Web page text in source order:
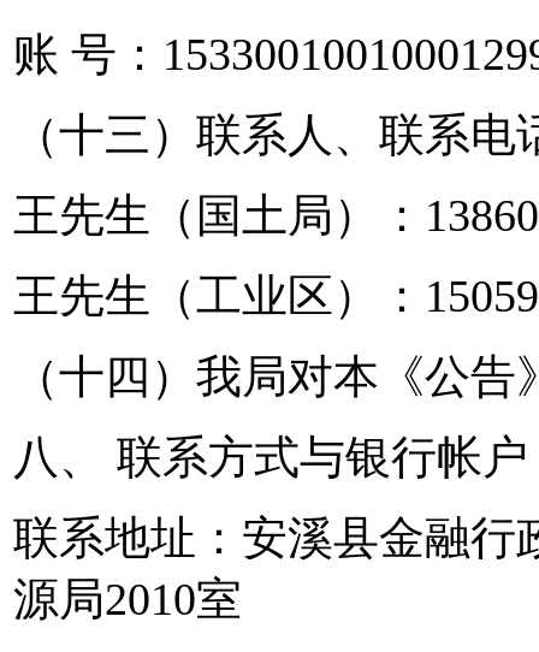
账 号：
（十三）联系人、联系电
王先生（国土局）：
王先生（工业区）：
（十四）我局对本《公
八、 联系方式与银行帐户
联系地址：安溪县金融行
源局2010室